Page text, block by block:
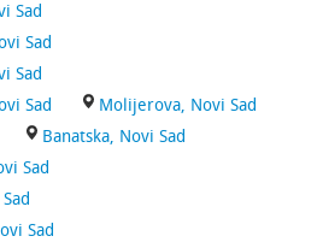
Sad
Sad
Sad
Sad
Molijerova, Novi Sad
Banatska, Novi Sad
Sad
Sad